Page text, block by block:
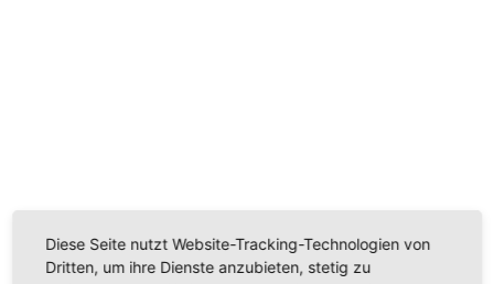
Videoinhalte einzubetten. Dieser Service kann Daten
zu Ihren Aktivitäten sammeln. Bitte lesen Sie die Details
Diese Seite nutzt Website-Tracking-Technologien von
Dritten, um ihre Dienste anzubieten, stetig zu